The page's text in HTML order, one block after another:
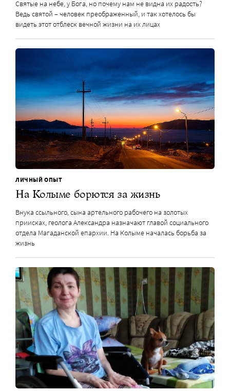
Святые на небе, у Бога, но почему нам не видна их радость?
Ведь святой – человек преображенный, и так хотелось бы
видеть этот отблеск вечной жизни на их лицах
ЛИЧНЫЙ ОПЫТ
На Колыме борются за жизнь
Внука ссыльного, сына артельного рабочего на золотых
приисках, геолога Александра назначают главой социального
отдела Магаданской епархии. На Колыме началась борьба за
жизнь